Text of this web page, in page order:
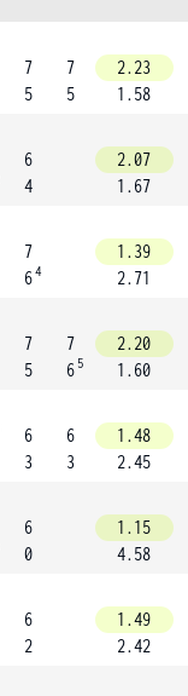
7
5
7
5
2.23
1.58
6
4
2.07
1.67
7
64
1.39
2.71
7
5
7
6 5
2.20
1.60
6
3
6
3
1.48
2.45
6
0
1.15
4.58
6
2
1.49
2.42